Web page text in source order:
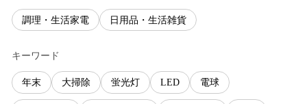
調理・生活家電 日用品・生活雑貨
キーワード
年末 大掃除 蛍光灯 LED 電球